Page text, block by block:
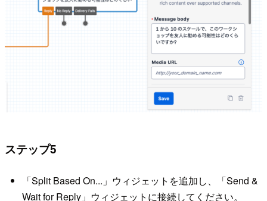
ステップ5
「Split Based On...」ウィジェットを追加し、「Send &
Wait for Reply」ウィジェットに接続してください。